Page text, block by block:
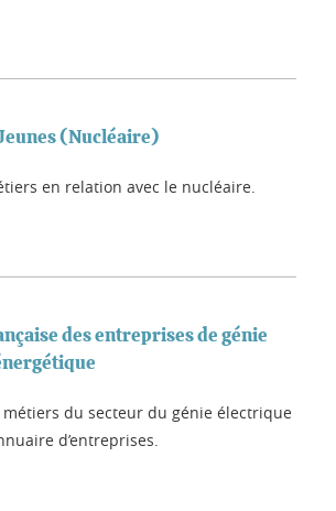
(Nucléaire)
en relation avec le nucléaire.
des entreprises de génie
métiers du secteur du génie électrique
d’entreprises.